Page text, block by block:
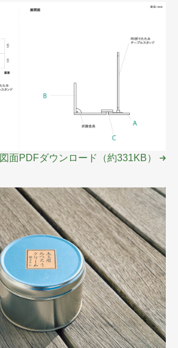
図面PDFダウンロード（約331KB）